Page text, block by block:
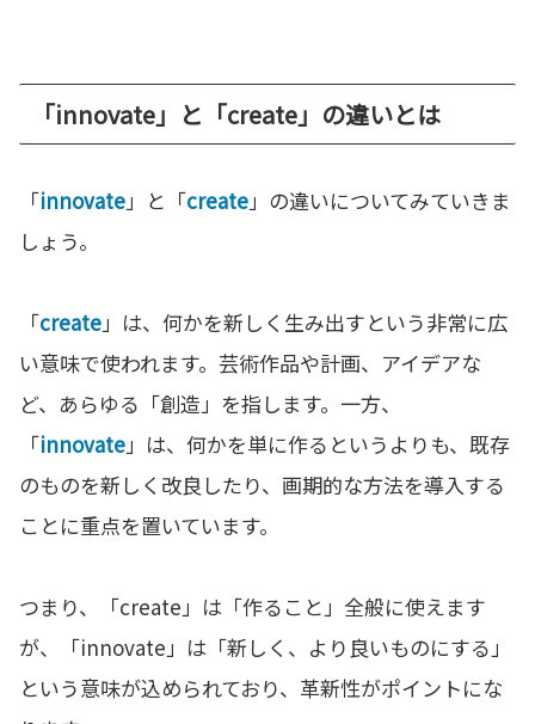
「innovate」と「create」の違いとは
「innovate」と「create」の違いについてみていきま
しょう。
「create」は、何かを新しく生み出すという非常に広
い意味で使われます。芸術作品や計画、アイデアな
ど、あらゆる「創造」を指します。一方、
「innovate」は、何かを単に作るというよりも、既存
のものを新しく改良したり、画期的な方法を導入する
ことに重点を置いています。
つまり、「create」は「作ること」全般に使えます
が、「innovate」は「新しく、より良いものにする」
という意味が込められており、革新性がポイントにな